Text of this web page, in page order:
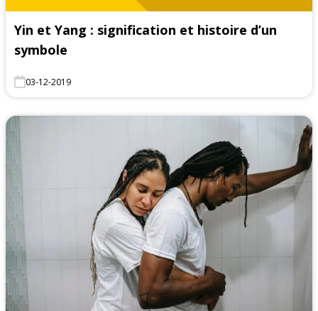
Yin et Yang : signification et histoire d’un
symbole
03-12-2019